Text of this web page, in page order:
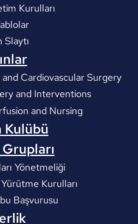
Kurulları
Slaytı
Cardiovascular Surgery
and Interventions
and Nursing
Kulübü
Yönetmeliği
Kurulları
Başvurusu